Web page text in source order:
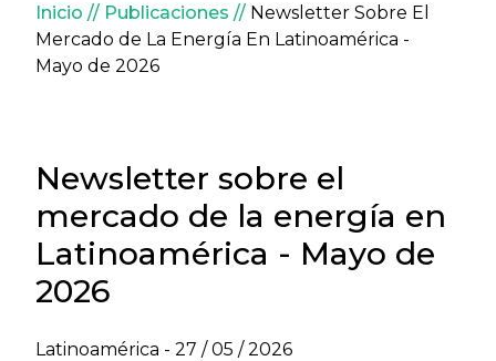
Sobrescribir enlaces de
Inicio Publicaciones
Newsletter Sobre El
Mercado de La Energía En Latinoamérica -
Mayo de 2026
Newsletter sobre el
mercado de la energía en
Latinoamérica - Mayo de
2026
Latinoamérica - 27 / 05 / 2026